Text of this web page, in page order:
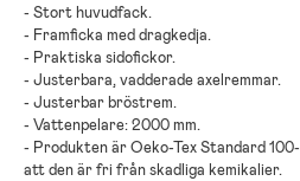
- Stort huvudfack.
- Framficka med dragkedja.
- Praktiska sidofickor.
- Justerbara, vadderade axelremmar.
- Justerbar bröstrem.
- Vattenpelare: 2000 mm.
- Produkten är Oeko-Tex Standard
att den är fri från skadliga kemikalier.